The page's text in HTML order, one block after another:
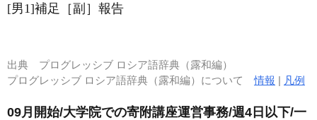
[男1]補足［副］報告
出典 プログレッシブ ロシア語辞典（露和編）
プログレッシブ ロシア語辞典（露和編）について情報 | 凡例
09月開始/大学院での寄附講座運営事務/週4日以下/一